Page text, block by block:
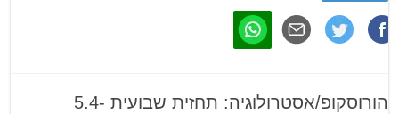
הורוסקופ/אסטרולוגיה: תחזית שבועית 5.4-